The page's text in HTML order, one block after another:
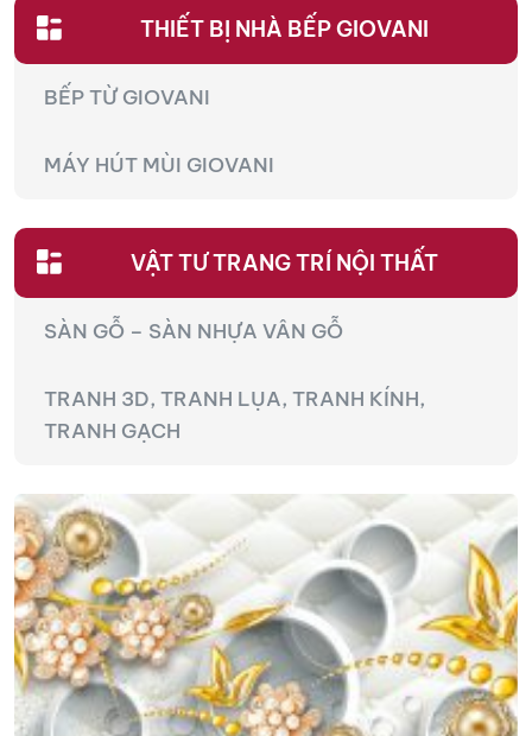
THIẾT BỊ NHÀ BẾP GIOVANI
BẾP TỪ GIOVANI
MÁY HÚT MÙI GIOVANI
VẬT TƯ TRANG TRÍ NỘI THẤT
SÀN GỖ – SÀN NHỰA VÂN GỖ
TRANH 3D, TRANH LỤA, TRANH KÍNH,
TRANH GẠCH